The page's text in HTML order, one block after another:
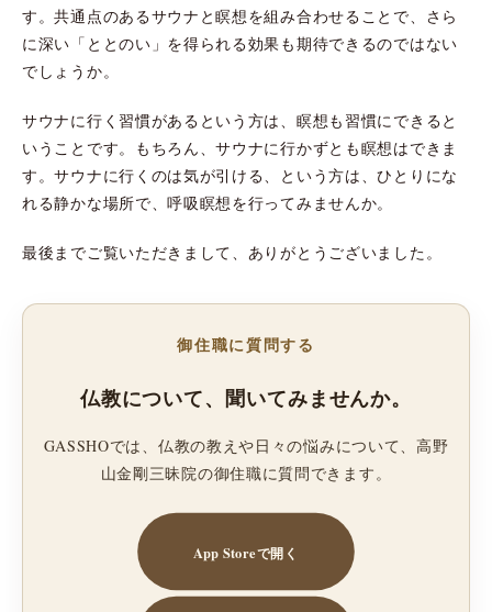
す。共通点のあるサウナと瞑想を組み合わせることで、さら
に深い「ととのい」を得られる効果も期待できるのではない
でしょうか。
サウナに行く習慣があるという方は、瞑想も習慣にできると
いうことです。もちろん、サウナに行かずとも瞑想はできま
す。サウナに行くのは気が引ける、という方は、ひとりにな
れる静かな場所で、呼吸瞑想を行ってみませんか。
最後までご覧いただきまして、ありがとうございました。
御住職に質問する
仏教について、聞いてみませんか。
GASSHOでは、仏教の教えや日々の悩みについて、高野
山金剛三昧院の御住職に質問できます。
App Storeで開く